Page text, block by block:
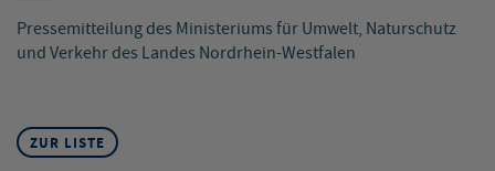
Pressemitteilung des Ministeriums für Umwelt, Naturschutz
und Verkehr des Landes Nordrhein-Westfalen
ZUR LISTE